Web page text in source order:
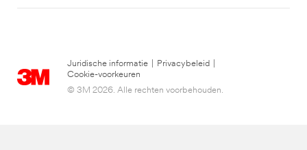
Juridische informatie Privacybeleid
Cookie-voorkeuren
© 3M 2026. Alle rechten voorbehouden.